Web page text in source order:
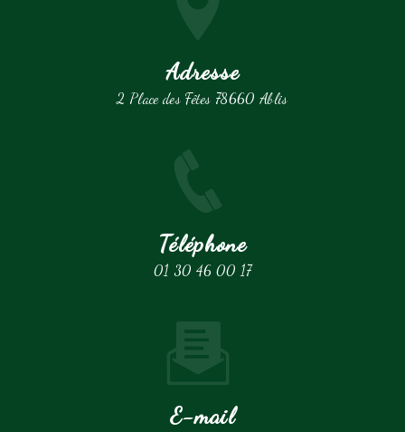
Adresse
2 Place des Fêtes 78660 Ablis
Téléphone
01 30 46 00 17
E-mail